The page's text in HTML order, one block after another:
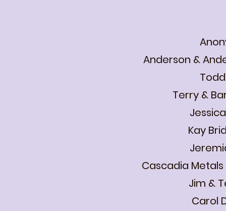
Anderson &
Terry &
Kay
Cascadia
Jim &
Carol